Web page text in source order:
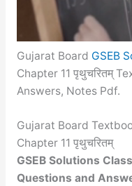
Gujarat Board GSEB
Chapter 11 पृथुचरितम्
Answers, Notes Pdf.
Gujarat Board
Chapter 11 पृथुचरितम्
GSEB Solutions
Questions and